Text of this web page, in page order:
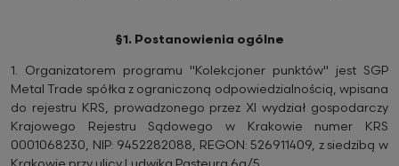
§1. Postanowienia ogólne
1. Organizatorem programu "Kolekcjoner punktów" jest SGP
Metal Trade spółka z ograniczoną odpowiedzialnością, wpisana
do rejestru KRS, prowadzonego przez XI wydział gospodarczy
Krajowego Rejestru Sądowego w Krakowie numer KRS
0001068230, NIP: 9452282088, REGON: 526911409, z siedzibą w